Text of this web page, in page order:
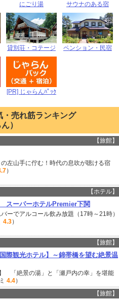
にごり湯 サウナのある宿
貸別荘・コテージ ペンション・民宿
[PR] じゃらんﾊﾟｯｸ
・売れ筋ランキング
）
【旅館】
左山手に佇む！時代の息吹が聴ける宿
）
【ホテル】
ーパーホテルPremier下関
ーでアルコール飲み放題（17時～21時）
4.3）
【旅館】
際観光ホテル】～錦帯橋を望む絶景温
「絶景の湯」と「瀬戸内の幸」を堪能
4.4）
【旅館】